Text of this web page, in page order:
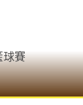
球賽